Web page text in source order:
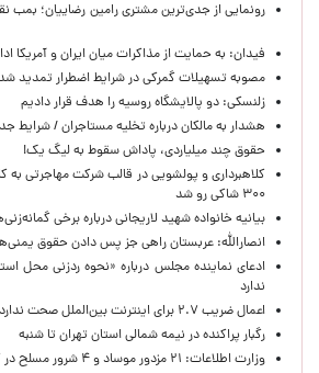
رونمایی از جدی‌ترین مشتری رامین رضاییان؛ بمب
فیدان: به حمایت از مذاکرات میان ایران و آمریکا
مصوبه تسهیلات گمرکی در شرایط اضطرار تمدید
زلنسکی: دو پالایشگاه روسیه را هدف قرار دادیم
هشدار به مالکان درباره تخلیه مستاجران / شرایط
حقوق چند میلیاردی، پاداش سقوط به لیگ یک!
کلاهبرداری و پولشویی در قالب شرکت مهاجرتی به
۳۰۰ شاکی رو شد
بیانیه خانواده شهید لاریجانی درباره برخی
انصارالله: عربستان راهی جز پس دادن حقوق
ادعای نماینده مجلس درباره «نحوه ردزنی محل
ندارد
اعمال ضریب ۲.۷ برای اینترنت بین‌الملل صحت ندارد
رگبار پراکنده در نیمه شمالی استان تهران تا شنبه
وزارت اطلاعات: ۲۱ مزدور موساد و ۴ شرور مسلح در کرمان بازداشت شدند